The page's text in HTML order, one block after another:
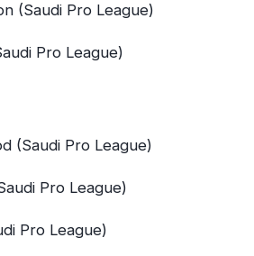
(Saudi Pro League)
Pro League)
(Saudi Pro League)
Pro League)
Pro League)